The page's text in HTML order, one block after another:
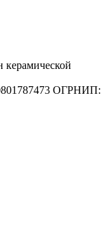
ОГРНИП: